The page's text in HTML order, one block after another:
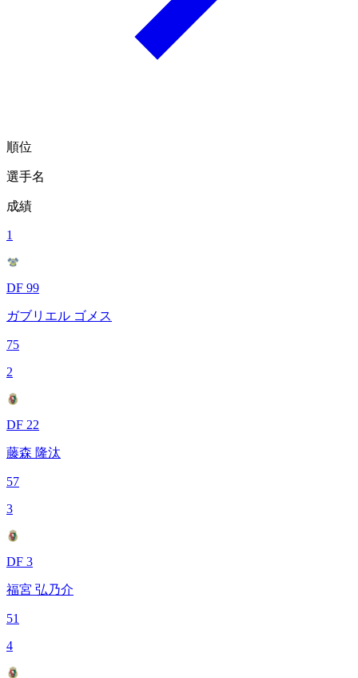
順位
選手名
成績
1
DF 99
ガブリエル ゴメス
75
2
DF 22
藤森 隆汰
57
3
DF 3
福宮 弘乃介
51
4